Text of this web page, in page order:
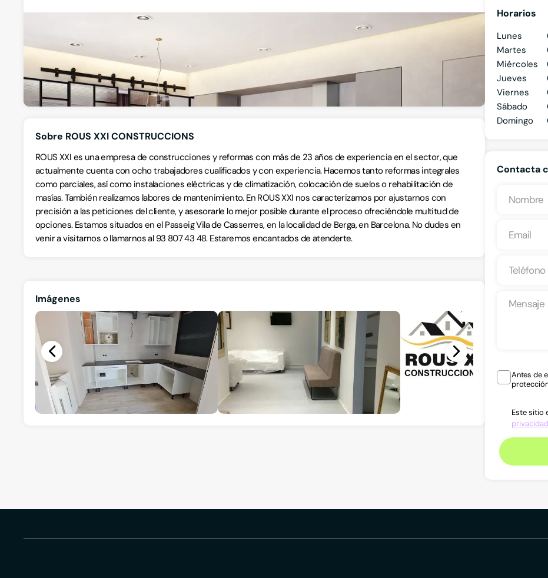
Calefacción
Passeig Vila de Casserres 8, 08600, Berga, Barcelona
Visitar web
Sobre ROUS XXI CONSTRUCCIONS
ROUS XXI es una empresa de construcciones y reformas con más de 23 años de experiencia en el sector, que
actualmente cuenta con ocho trabajadores cualificados y con experiencia. Hacemos tanto reformas integrales
como parciales, así como instalaciones eléctricas y de climatización, colocación de suelos o rehabilitación de
masías. También realizamos labores de mantenimiento. En ROUS XXI nos caracterizamos por ajustarnos con
precisión a las peticiones del cliente, y asesorarle lo mejor posible durante el proceso ofreciéndole multitud de
opciones. Estamos situados en el Passeig Vila de Casserres, en la localidad de Berga, en Barcelona. No dudes en
venir a visitarnos o llamarnos al 93 807 43 48. Estaremos encantados de atenderte.
Imágenes
Horarios
Lunes
Martes
Miércoles
Jueves
Viernes
Sábado
Domingo
Contacta
Antes de
Este sitio
privacidad